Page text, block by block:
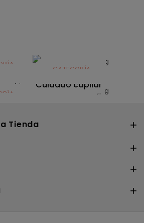
CATEGORÍA
Solares
Cuidado capilar
Tienda 


